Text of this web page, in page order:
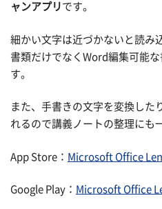
ャンアプリ です。
細かい文字は近づかないと読み
書類だけでなくWord編集可能
す。
また、手書きの文字を変換した
れるので講義ノートの整理にも
App Store： Microsoft Office
Google Play： Microsoft Office